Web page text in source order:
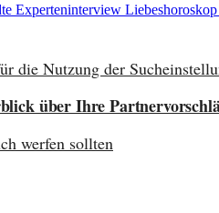
Experteninterview Liebeshoroskop
die Nutzung der
über Ihre
werfen sollten